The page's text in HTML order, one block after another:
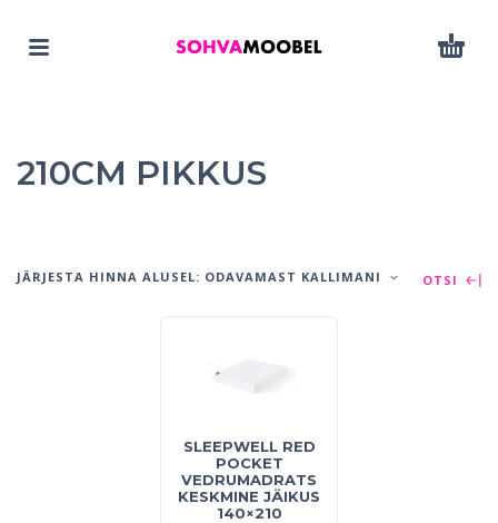
210CM PIKKUS
JÄRJESTA HINNA ALUSEL: ODAVAMAST KALLIMANI OTSI
SLEEPWELL RED
POCKET
VEDRUMADRATS
KESKMINE JÄIKUS
140×210